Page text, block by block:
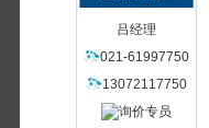
吕经理
021-61997750
13072117750